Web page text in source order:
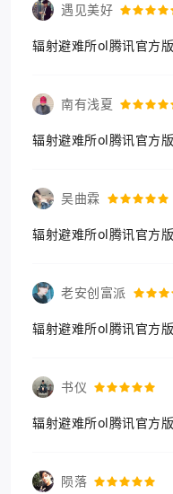
遇见美好
辐射避难所ol腾讯官方
南有浅夏
辐射避难所ol腾讯官方
吴曲霖
辐射避难所ol腾讯官方
老安创富派
辐射避难所ol腾讯官方
书仪
辐射避难所ol腾讯官方
陨落